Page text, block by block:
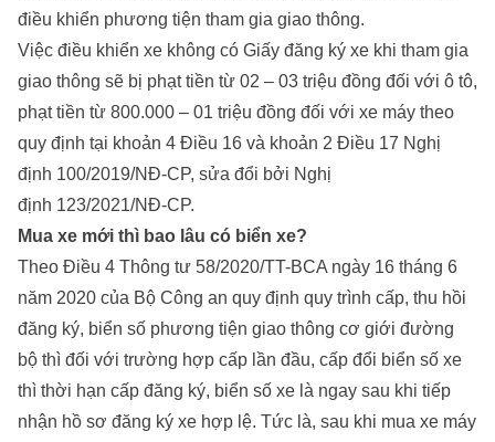
điều khiển phương tiện tham gia giao thông.
Việc điều khiển xe không có Giấy đăng ký xe khi tham gia
giao thông sẽ bị phạt tiền từ 02 – 03 triệu đồng đối với ô tô,
phạt tiền từ 800.000 – 01 triệu đồng đối với xe máy theo
quy định tại khoản 4 Điều 16 và khoản 2 Điều 17 Nghị
định 100/2019/NĐ-CP, sửa đổi bởi Nghị
định 123/2021/NĐ-CP.
Mua xe mới thì bao lâu có biển xe?
Theo Điều 4 Thông tư 58/2020/TT-BCA ngày 16 tháng 6
năm 2020 của Bộ Công an quy định quy trình cấp, thu hồi
đăng ký, biển số phương tiện giao thông cơ giới đường
bộ thì đối với trường hợp cấp lần đầu, cấp đổi biển số xe
thì thời hạn cấp đăng ký, biển số xe là ngay sau khi tiếp
nhận hồ sơ đăng ký xe hợp lệ. Tức là, sau khi mua xe máy